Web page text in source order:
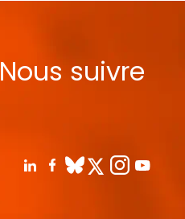
Nous suivre